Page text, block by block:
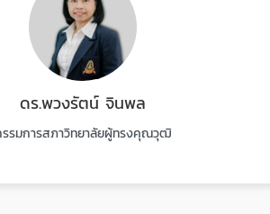
ดร.พวงรัตน์ จินพล
รมการสภาวิทยาลัยผู้ทรงคุณวุฒิ